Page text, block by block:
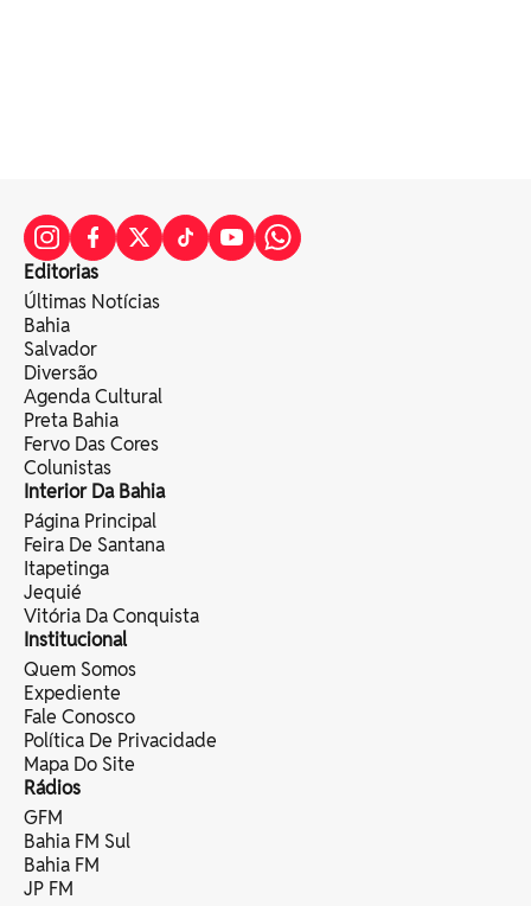
Editorias
Últimas Notícias
Bahia
Salvador
Diversão
Agenda Cultural
Preta Bahia
Fervo Das Cores
Colunistas
Interior Da Bahia
Página Principal
Feira De Santana
Itapetinga
Jequié
Vitória Da Conquista
Institucional
Quem Somos
Expediente
Fale Conosco
Política De Privacidade
Mapa Do Site
Rádios
GFM
Bahia FM Sul
Bahia FM
JP FM